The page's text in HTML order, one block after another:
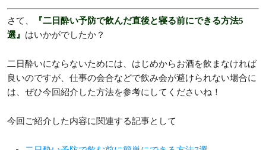
さて、
『二日酔い予防で飲んだ直後と寝る前にできる方法5
選』 はいかがでしたか？
二日酔いにならないためには、はじめからお酒を飲まなければ
良いのですが、仕事の会合などで飲み会が避けられない場合に
は、ぜひ今回紹介した方法を参考にしてくださいね！
今回ご紹介した内容に関連する記事として